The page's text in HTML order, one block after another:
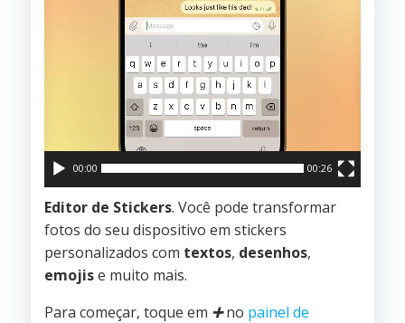
00:00 00:26
Editor de Stickers. Você pode transformar
fotos do seu dispositivo em stickers
personalizados com textos, desenhos,
emojise muito mais.
Para começar, toque em ➕no painel de